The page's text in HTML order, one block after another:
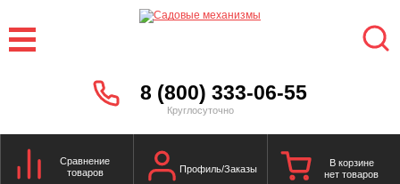
8 (800) 333-06-55
Круглосуточно
Сравнение
товаров
Профиль/Заказы
В корзине
нет товаров